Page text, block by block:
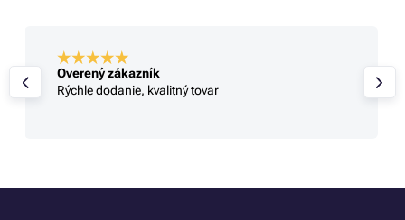
Overený zákazník
Rýchle dodanie, kvalitný tovar